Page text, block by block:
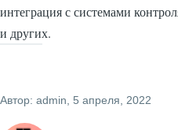
интеграция с системами
и других.
Автор: admin , 5 апреля, 2022